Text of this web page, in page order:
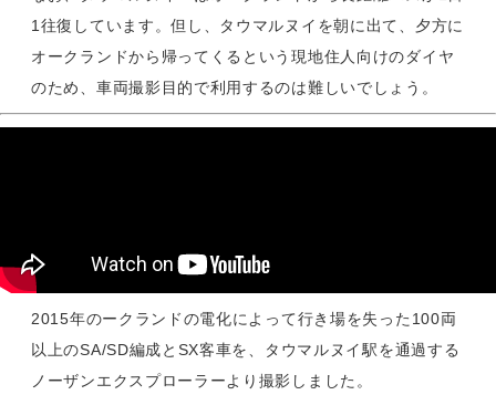
1往復しています。但し、タウマルヌイを朝に出て、夕方に
オークランドから帰ってくるという現地住人向けのダイヤ
のため、車両撮影目的で利用するのは難しいでしょう。
2015年のークランドの電化によって行き場を失った100両
以上のSA/SD編成とSX客車を、タウマルヌイ駅を通過する
ノーザンエクスプローラーより撮影しました。